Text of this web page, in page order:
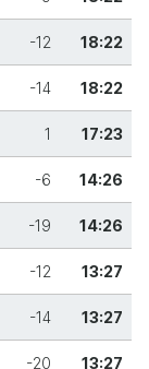
-12 18:22
-14 18:22
1 17:23
-6 14:26
-19 14:26
-12 13:27
-14 13:27
-20 13:27